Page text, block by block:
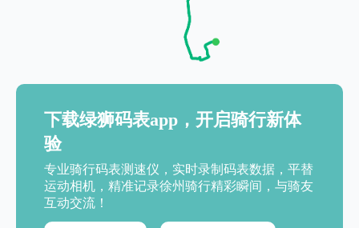
下载绿狮码表app，开启骑行新体
验
专业骑行码表测速仪，实时录制码表数据，平替
运动相机，精准记录徐州骑行精彩瞬间，与骑友
互动交流！